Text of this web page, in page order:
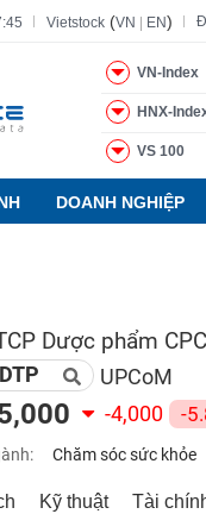
Vietstock (VN EN)
VN-Index
HNX-
VS 100
DOANH NGHIỆP
Dược phẩm
DTP UPCoM
-4,000 -
Chăm sóc sức khỏe
Kỹ thuật Tài
Mã chứng